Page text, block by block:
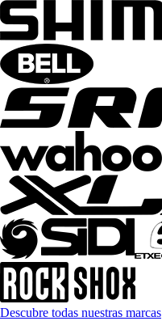
Descubre todas nuestras marcas